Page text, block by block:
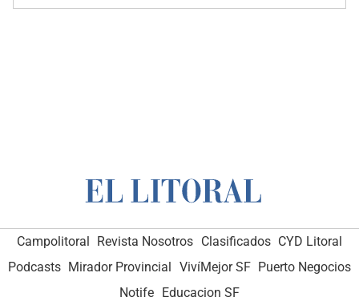
Campolitoral Revista Nosotros Clasificados CYD Litoral
Podcasts Mirador Provincial VivíMejor SF Puerto Negocios
Notife Educacion SF